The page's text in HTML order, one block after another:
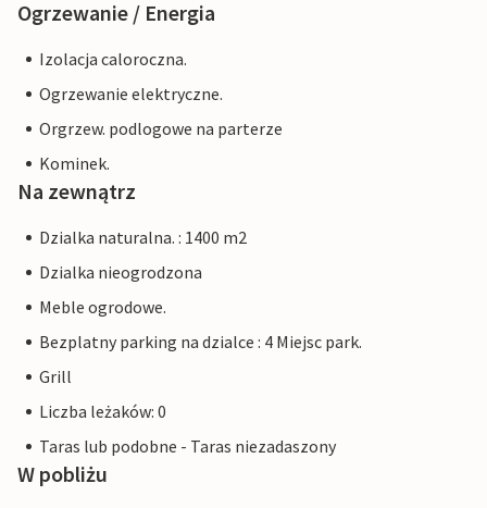
Ogrzewanie / Energia
Izolacja caloroczna.
Ogrzewanie elektryczne.
Orgrzew. podlogowe na parterze
Kominek.
Na zewnątrz
Dzialka naturalna. : 1400 m2
Dzialka nieogrodzona
Meble ogrodowe.
Bezplatny parking na dzialce : 4 Miejsc park.
Grill
Liczba leżaków: 0
Taras lub podobne - Taras niezadaszony
W pobliżu